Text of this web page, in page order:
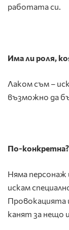
работата си.
Има ли роля,
Лаком съм –
възможно да
По-конкретна?
Няма
искам
Провокацията
канят за нещо